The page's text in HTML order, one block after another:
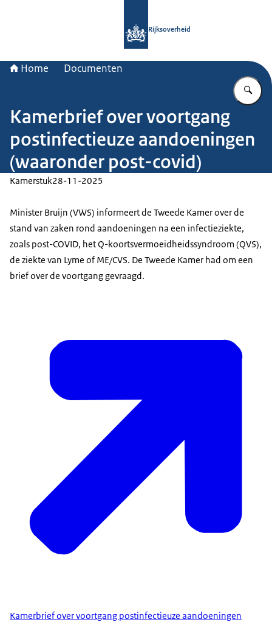
Rijksoverheid
Home Documenten
Kamerbrief over voortgang
postinfectieuze aandoeningen
(waaronder post-covid)
Kamerstuk28-11-2025
Minister Bruijn (VWS) informeert de Tweede Kamer over de
stand van zaken rond aandoeningen na een infectieziekte,
zoals post-COVID, het Q-koortsvermoeidheidssyndroom (QVS),
de ziekte van Lyme of ME/CVS. De Tweede Kamer had om een
brief over de voortgang gevraagd.
Kamerbrief over voortgang postinfectieuze aandoeningen